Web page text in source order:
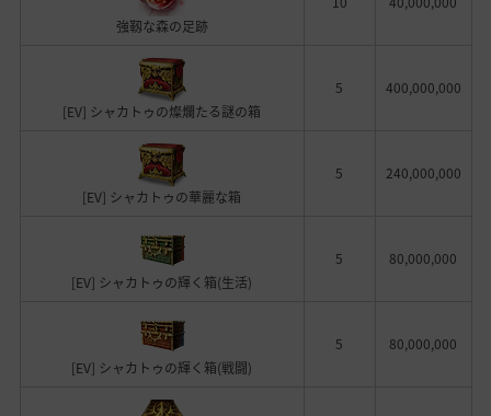
強靱な森の足跡
[EV] シャカトゥの燦爛たる謎の箱
5 400,000,000
[EV] シャカトゥの華麗な箱
5 240,000,000
[EV] シャカトゥの輝く箱(生活)
5 80,000,000
[EV] シャカトゥの輝く箱(戦闘)
5 80,000,000